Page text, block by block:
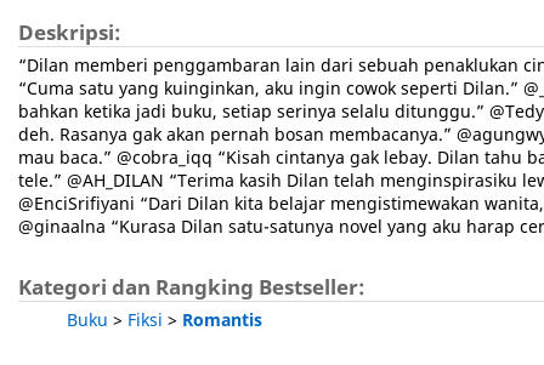
Deskripsi:
“Dilan memberi penggambaran lain dari sebuah penaklukan
“Cuma satu yang kuinginkan, aku ingin cowok seperti Dilan.”
bahkan ketika jadi buku, setiap serinya selalu ditunggu.”
deh. Rasanya gak akan pernah bosan membacanya.”
mau baca.” @cobra_iqq “Kisah cintanya gak lebay. Dilan tahu
tele.” @AH_DILAN “Terima kasih Dilan telah menginspirasiku
@EnciSrifiyani “Dari Dilan kita belajar mengistimewakan
@ginaalna “Kurasa Dilan satu-satunya novel yang aku harap
Kategori dan Rangking Bestseller:
Buku > Fiksi > Romantis